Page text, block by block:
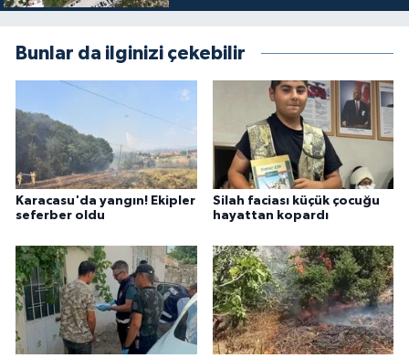
Bunlar da ilginizi çekebilir
Karacasu'da yangın! Ekipler
seferber oldu
Silah faciası küçük çocuğu
hayattan kopardı